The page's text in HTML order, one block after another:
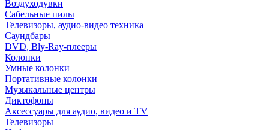
Воздуходувки
Сабельные пилы
Телевизоры, аудио-видео техника
Саундбары
DVD, Bly-Ray-плееры
Колонки
Умные колонки
Портативные колонки
Музыкальные центры
Диктофоны
Аксессуары для аудио, видео и TV
Телевизоры